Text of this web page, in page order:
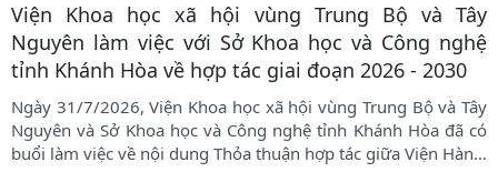
Viện Khoa học xã hội vùng Trung Bộ và Tây
Nguyên làm việc với Sở Khoa học và Công nghệ
tỉnh Khánh Hòa về hợp tác giai đoạn 2026 - 2030
Ngày 31/7/2026, Viện Khoa học xã hội vùng Trung Bộ và Tây
Nguyên và Sở Khoa học và Công nghệ tỉnh Khánh Hòa đã có
buổi làm việc về nội dung Thỏa thuận hợp tác giữa Viện Hàn…